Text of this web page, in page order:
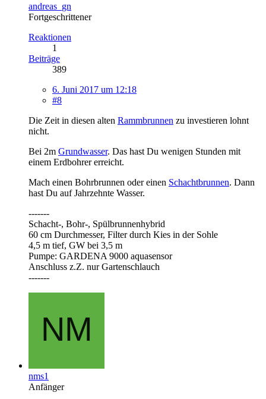
andreas_gn
Fortgeschrittener
Reaktionen
1
Beiträge
389
6. Juni 2017 um 12:18
#8
Die Zeit in diesen alten Rammbrunnen zu investieren lohnt
nicht.
Bei 2m Grundwasser. Das hast Du wenigen Stunden mit
einem Erdbohrer erreicht.
Mach einen Bohrbrunnen oder einen Schachtbrunnen. Dann
hast Du auf Jahrzehnte Wasser.
-------
Schacht-, Bohr-, Spülbrunnenhybrid
60 cm Durchmesser, Filter durch Kies in der Sohle
4,5 m tief, GW bei 3,5 m
Pumpe: GARDENA 9000 aquasensor
Anschluss z.Z. nur Gartenschlauch
-------
nms1
Anfänger